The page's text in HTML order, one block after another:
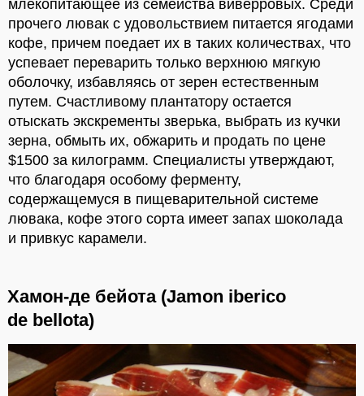
млекопитающее из семейства виверровых. Среди
прочего лювак с удовольствием питается ягодами
кофе, причем поедает их в таких количествах, что
успевает переварить только верхнюю мягкую
оболочку, избавляясь от зерен естественным
путем. Счастливому плантатору остается
отыскать экскременты зверька, выбрать из кучки
зерна, обмыть их, обжарить и продать по цене
$1500 за килограмм. Специалисты утверждают,
что благодаря особому ферменту,
содержащемуся в пищеварительной системе
лювака, кофе этого сорта имеет запах шоколада
и привкус карамели.
Хамон-де бейота (Jamon iberico
de bellota)